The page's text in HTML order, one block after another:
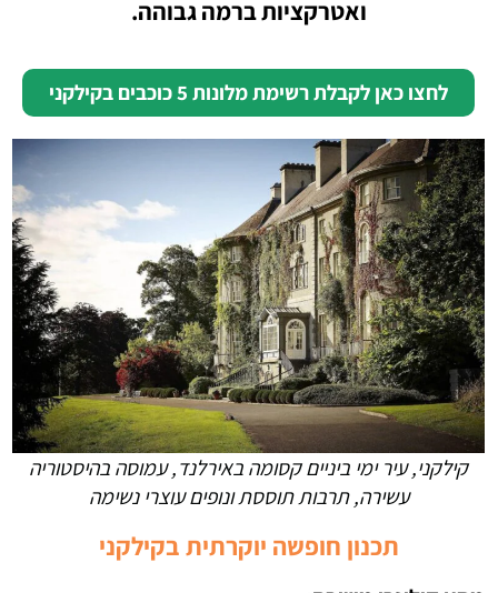
ואטרקציות ברמה גבוהה.
לחצו כאן לקבלת רשימת מלונות 5 כוכבים בקילקני
קילקני, עיר ימי ביניים קסומה באירלנד, עמוסה בהיסטוריה
עשירה, תרבות תוססת ונופים עוצרי נשימה
תכנון חופשה יוקרתית בקילקני